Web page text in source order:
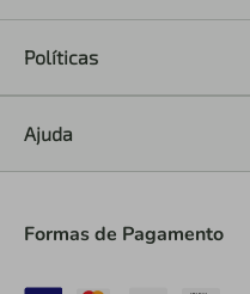
Políticas
Ajuda
Formas de Pagamento